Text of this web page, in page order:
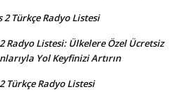
2 Türkçe Radyo Listesi
2 Radyo Listesi: Ülkelere Özel Ücretsiz
Yol Keyfinizi Artırın
Türkçe Radyo Listesi